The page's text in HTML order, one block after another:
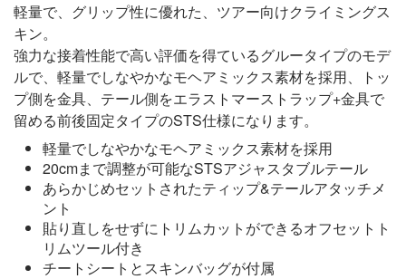
軽量で、グリップ性に優れた、ツアー向けクライミングス
キン。
強力な接着性能で高い評価を得ているグルータイプのモデ
ルで、軽量でしなやかなモヘアミックス素材を採用、トッ
プ側を金具、テール側をエラストマーストラップ+金具で
留める前後固定タイプのSTS仕様になります。
軽量でしなやかなモヘアミックス素材を採用
20cmまで調整が可能なSTSアジャスタブルテール
あらかじめセットされたティップ&テールアタッチメ
ント
貼り直しをせずにトリムカットができるオフセットト
リムツール付き
チートシートとスキンバッグが付属